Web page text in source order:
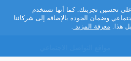
تحسين تجربتك. كما أنها تستخدم
وضمان الجودة بالإضافة إلى شركائنا
هذا. معرفة المزيد .